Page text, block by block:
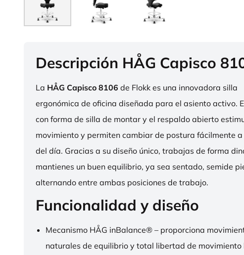
Descripción HÅG Capisco
La HÅG Capisco 8106 de Flokk es una innovadora silla
ergonómica de oficina diseñada para el asiento activo.
con forma de silla de montar y el respaldo abierto
movimiento y permiten cambiar de postura fácilmente
del día. Gracias a su diseño único, trabajas de forma
mantienes un buen equilibrio, ya sea sentado, semide
alternando entre ambas posiciones de trabajo.
Funcionalidad y diseño
Mecanismo HÅG inBalance® – proporciona
naturales de equilibrio y total libertad de movimiento